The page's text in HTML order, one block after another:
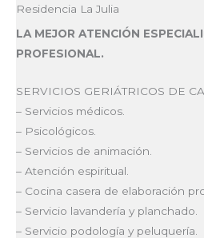
Residencia La Julia
LA MEJOR ATENCIÓN
PROFESIONAL.
SERVICIOS GERIÁTRICOS DE
– Servicios médicos.
– Psicológicos.
– Servicios de animación.
– Atención espiritual.
– Cocina casera de elaboración
– Servicio lavandería y planchado.
– Servicio podología y peluquería.